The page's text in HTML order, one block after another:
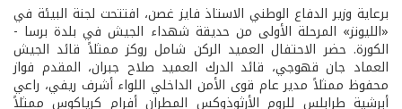
برعاية وزير الدفاع الوطني الاستاذ فايز غصن، افتتحت لجنة البيئة في
«الليونز» المرحلة الأولى من حديقة شهداء الجيش في بلدة برسا -
الكورة. حضر الاحتفال العميد الركن شامل روكز ممثلاً قائد الجيش
العماد جان قهوجي، قائد الدرك العميد صلاح جبران، المقدم فواز
محفوظ ممثلاً مدير عام قوى الأمن الداخلي اللواء أشرف ريفي، راعي
أبرشية طرابلس للروم الأرثوذوكس المطران أفرام كرياكوس ممثلاً